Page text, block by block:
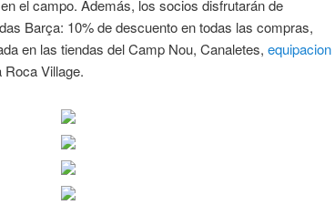
el campo. Además, los socios disfrutarán de
Barça: 10% de descuento en todas las compras,
en las tiendas del Camp Nou, Canaletes, equipacion
Village.